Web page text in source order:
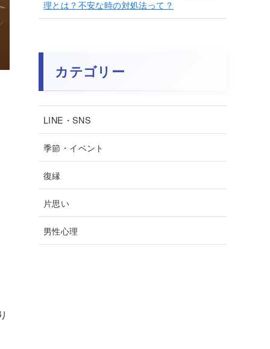
理とは？不安な時の対処法って？
カテゴリー
LINE・SNS
季節・イベント
復縁
片思い
男性心理